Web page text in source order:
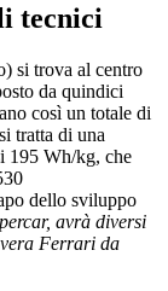
tecnici
si trova al centro
da quindici
così un totale di
tratta di una
195 Wh/kg, che
dello sviluppo
avrà diversi
Ferrari da